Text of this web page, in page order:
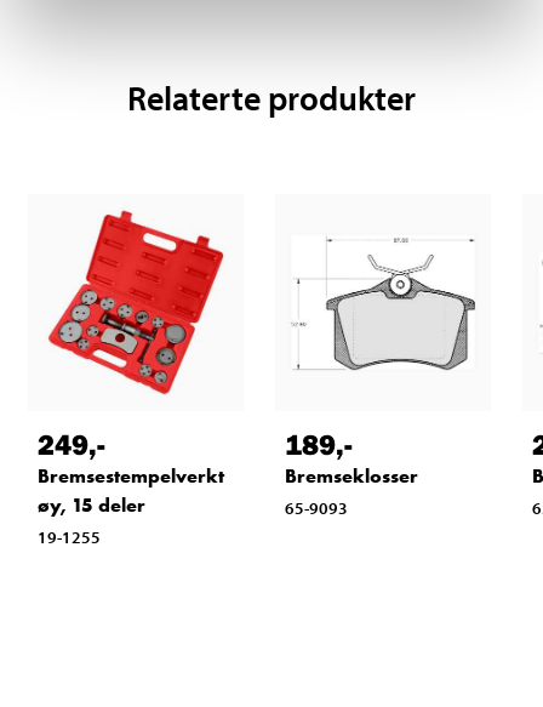
Relaterte produkter
249,-
Bremsestempelverkt
øy, 15 deler
19-1255
189,-
Bremseklosser
65-9093